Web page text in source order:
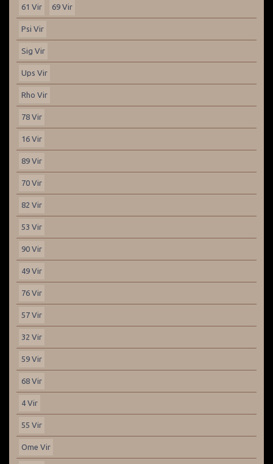
61 Vir 69 Vir
Psi Vir
Sig Vir
Ups Vir
Rho Vir
78 Vir
16 Vir
89 Vir
70 Vir
82 Vir
53 Vir
90 Vir
49 Vir
76 Vir
57 Vir
32 Vir
59 Vir
68 Vir
4 Vir
55 Vir
Ome Vir